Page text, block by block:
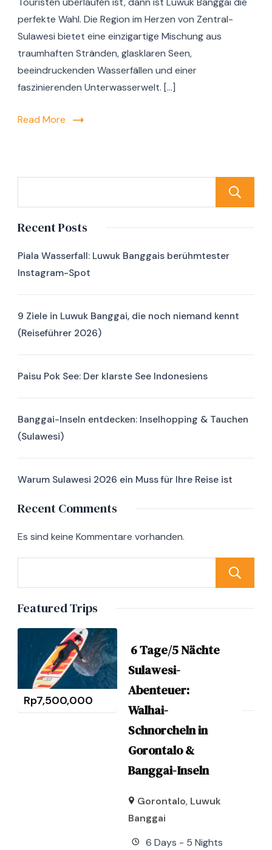
perfekte Wahl. Die Region im Herzen von Zentral-
Sulawesi bietet eine einzigartige Mischung aus
traumhaften Stränden, glasklaren Seen,
beeindruckenden Wasserfällen und einer
faszinierenden Unterwasserwelt. […]
Read More
Recent Posts
Piala Wasserfall: Luwuk Banggais berühmtester
Instagram-Spot
9 Ziele in Luwuk Banggai, die noch niemand kennt
(Reiseführer 2026)
Paisu Pok See: Der klarste See Indonesiens
Banggai-Inseln entdecken: Inselhopping & Tauchen
(Sulawesi)
Warum Sulawesi 2026 ein Muss für Ihre Reise ist
Recent Comments
Es sind keine Kommentare vorhanden.
Featured Trips
Rp7,500,000
6 Tage/5 Nächte
Sulawesi-
Abenteuer:
Walhai-
Schnorcheln in
Gorontalo &
Banggai-Inseln
Gorontalo, Luwuk
Banggai
6 Days - 5 Nights